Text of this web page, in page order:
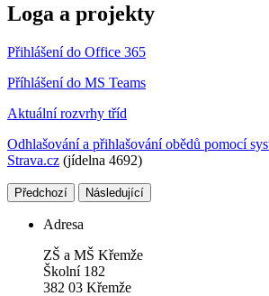
Loga a projekty
Přihlášení do Office 365
Příhlášení do MS Teams
Aktuální rozvrhy tříd
Odhlašování a přihlašování obědů pomocí
Strava.cz (jídelna 4692)
Předchozí Následující
Adresa
ZŠ a MŠ Křemže
Školní 182
382 03 Křemže